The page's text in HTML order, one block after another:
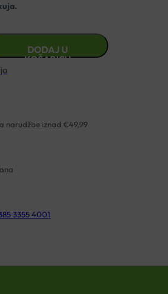
DODAJ U
KOŠARICU
narudžbe iznad €49,99
3355 4001